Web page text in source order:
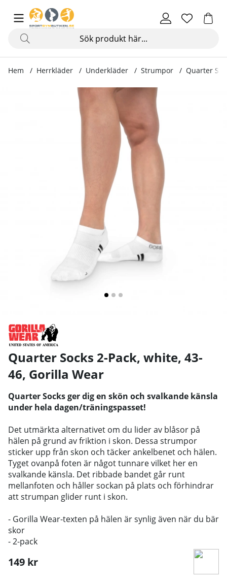
Hem Herrkläder Underkläder Strumpor Quarter
Produktbilder Quarter Socks 2-Pack, white
Quarter Socks 2-Pack, white, 43-
46, Gorilla Wear
Quarter Socks ger dig en skön och svalkande känsla
under hela dagen/träningspasset!
Det utmärkta alternativet om du lider av blåsor på
hälen på grund av friktion i skon. Dessa strumpor
sticker upp från skon och täcker ankelbenet och hälen.
Tyget ovanpå foten är något tunnare vilket her en
svalkande känsla. Det ribbade bandet går runt
mellanfoten och håller sockan på plats och förhindrar
att strumpan glider runt i skon.
- Gorilla Wear-texten på hälen är synlig även när du bär
skor
- 2-pack
149 kr